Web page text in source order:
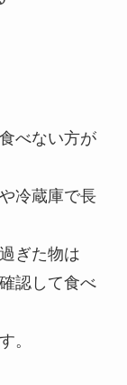
べない方が
冷蔵庫で長
ぎた物は
認して食べ
。